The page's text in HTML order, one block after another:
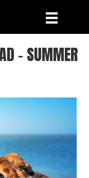
- SUMMER